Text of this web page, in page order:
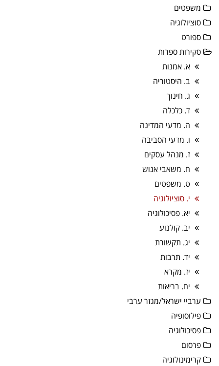
משפטים
סוציולוגיה
ספורט
סקירות ספרות
א. אמנות
ב. היסטוריה
ג. חינוך
ד. כלכלה
ה. מדעי המדינה
ו. מדעי הסביבה
ז. מנהל עסקים
ח. משאבי אנוש
ט. משפטים
י. סוציולוגיה
יא. פסיכולוגיה
יב. קולנוע
יג. תקשורת
יד. תרבות
יז. מקרא
יח. בריאות
ערביי ישראל/מגזר ערבי
פילוסופיה
פסיכולוגיה
פרסום
קרימינולוגיה